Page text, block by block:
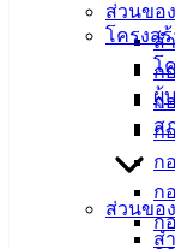
ส่วนขอ
ส
ก
ก
ก
ก
ก
ก
โครงส
โ
ผู้
ส
ส่วนขอ
ส
นักเรียนโรงเรียนผู้
กิจกรรมกระชับคว
ใหม่ 2568 โดยร่ว
อาหารมื้อเที่ยงร่ว
อ่างศิลา (วัดอ่างศิ
จับฉลากสร้างควา
หลังจากได้ร่วมกิจ
ร่างกายและจิตใจก